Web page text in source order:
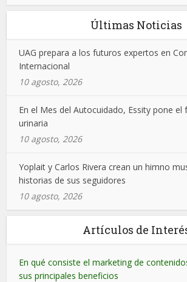
Últimas Noticias
UAG prepara a los futuros expertos en
Internacional
10 agosto, 2026
En el Mes del Autocuidado, Essity pone el
urinaria
10 agosto, 2026
Yoplait y Carlos Rivera crean un himno
historias de sus seguidores
10 agosto, 2026
Artículos de
En qué consiste el marketing de
sus principales beneficios